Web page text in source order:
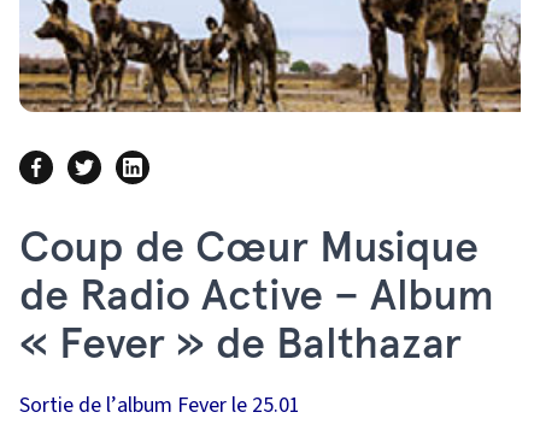
Coup de Cœur Musique
de Radio Active – Album
« Fever » de Balthazar
Sortie de l’album Fever le 25.01